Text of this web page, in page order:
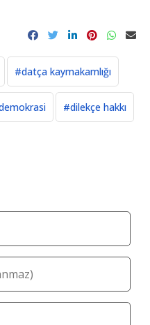
#datça kaymakamlığı
#dilekçe hakkı